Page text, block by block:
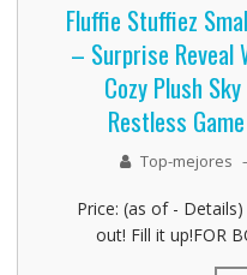
Fluffie Stuffiez
– Surprise Reveal
Cozy Plush
Restless
Top-mejores
Price: (as of - Details)
out! Fill it up!FOR